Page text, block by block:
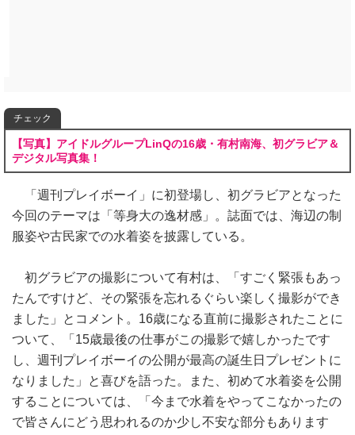
チェック
【写真】アイドルグループLinQの16歳・有村南海、初グラビア＆
デジタル写真集！
「週刊プレイボーイ」に初登場し、初グラビアとなった
今回のテーマは「等身大の逸材感」。誌面では、海辺の制
服姿や古民家での水着姿を披露している。
初グラビアの撮影について有村は、「すごく緊張もあっ
たんですけど、その緊張を忘れるぐらい楽しく撮影ができ
ました」とコメント。16歳になる直前に撮影されたことに
ついて、「15歳最後の仕事がこの撮影で嬉しかったです
し、週刊プレイボーイの公開が最高の誕生日プレゼントに
なりました」と喜びを語った。また、初めて水着姿を公開
することについては、「今まで水着をやってこなかったの
で皆さんにどう思われるのか少し不安な部分もあります